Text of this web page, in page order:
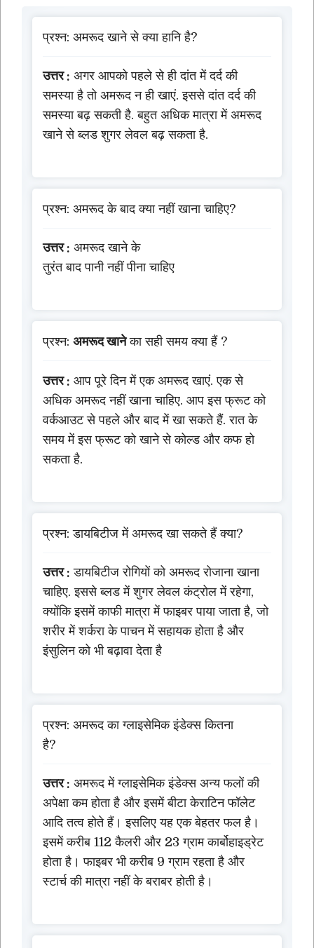
प्रश्न: अमरूद खाने से क्या हानि है?
उत्तर : अगर आपको पहले से ही दांत में दर्द की
समस्या है तो अमरूद न ही खाएं. इससे दांत दर्द की
समस्या बढ़ सकती है. बहुत अधिक मात्रा में अमरूद
खाने से ब्लड शुगर लेवल बढ़ सकता है.
प्रश्न: अमरूद के बाद क्या नहीं खाना चाहिए?
उत्तर : अमरूद खाने के
तुरंत बाद पानी नहीं पीना चाहिए
प्रश्न: अमरूद खानेका सही समय क्या हैं ?
उत्तर : आप पूरे दिन में एक अमरूद खाएं. एक से
अधिक अमरूद नहीं खाना चाहिए. आप इस फ्रूट को
वर्कआउट से पहले और बाद में खा सकते हैं. रात के
समय में इस फ्रूट को खाने से कोल्ड और कफ हो
सकता है.
प्रश्न: डायबिटीज में अमरूद खा सकते हैं क्या?
उत्तर : डायबिटीज रोगियों को अमरूद रोजाना खाना
चाहिए. इससे ब्लड में शुगर लेवल कंट्रोल में रहेगा,
क्योंकि इसमें काफी मात्रा में फाइबर पाया जाता है, जो
शरीर में शर्करा के पाचन में सहायक होता है और
इंसुलिन को भी बढ़ावा देता है
प्रश्न: अमरूद का ग्लाइसेमिक इंडेक्स कितना
है?
उत्तर : अमरूद में ग्लाइसेमिक इंडेक्स अन्य फलों की
अपेक्षा कम होता है और इसमें बीटा केराटिन फॉलेट
आदि तत्व होते हैं। इसलिए यह एक बेहतर फल है।
इसमें करीब 112 कैलरी और 23 ग्राम कार्बोहाइड्रेट
होता है। फाइबर भी करीब 9 ग्राम रहता है और
स्टार्च की मात्रा नहीं के बराबर होती है।